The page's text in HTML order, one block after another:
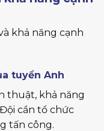
khả năng cạnh
tuyển Anh
thuật, khả năng
cần tổ chức
tấn công.